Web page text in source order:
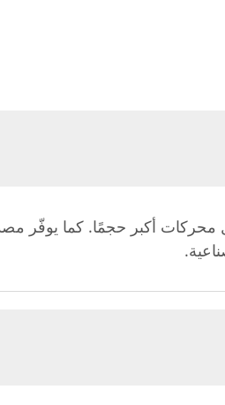
أكبر حجمًا. كما يوفّر